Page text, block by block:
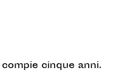
cinque anni.